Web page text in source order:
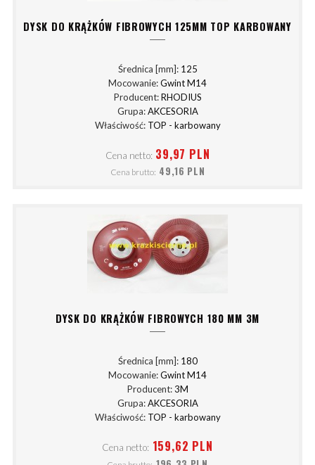
DYSK DO KRĄŻKÓW FIBROWYCH 125MM TOP KARBOWANY
Średnica [mm]: 125
Mocowanie:Gwint M14
Producent:RHODIUS
Grupa:AKCESORIA
Właściwość: TOP - karbowany
Cena netto: 39,97 PLN
Cena brutto: 49,16 PLN
DYSK DO KRĄŻKÓW FIBROWYCH 180 MM 3M
Średnica [mm]: 180
Mocowanie:Gwint M14
Producent:3M
Grupa:AKCESORIA
Właściwość: TOP - karbowany
Cena netto: 159,62 PLN